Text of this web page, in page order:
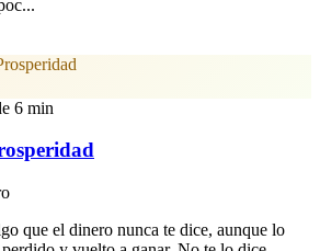
6 min
que el dinero nunca te dice, aunque lo